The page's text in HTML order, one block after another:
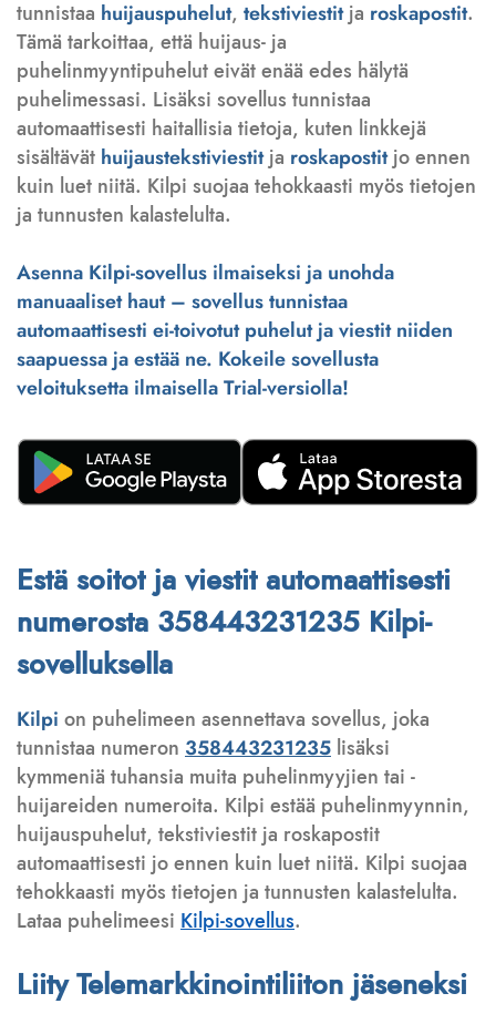
tunnistaa huijauspuhelut, tekstiviestitja roskapostit.
Tämä tarkoittaa, että huijaus- ja
puhelinmyyntipuhelut eivät enää edes hälytä
puhelimessasi. Lisäksi sovellus tunnistaa
automaattisesti haitallisia tietoja, kuten linkkejä
sisältävät huijaustekstiviestitja roskapostitjo ennen
kuin luet niitä. Kilpi suojaa tehokkaasti myös tietojen
ja tunnusten kalastelulta.
Asenna Kilpi-sovellus ilmaiseksi ja unohda
manuaaliset haut – sovellus tunnistaa
automaattisesti ei-toivotut puhelut ja viestit niiden
saapuessa ja estää ne. Kokeile sovellusta
veloituksetta ilmaisella Trial-versiolla!
Estä soitot ja viestit automaattisesti
numerosta 358443231235 Kilpi-
sovelluksella
Kilpi on puhelimeen asennettava sovellus, joka
tunnistaa numeron 358443231235 lisäksi
kymmeniä tuhansia muita puhelinmyyjien tai -
huijareiden numeroita. Kilpi estää puhelinmyynnin,
huijauspuhelut, tekstiviestit ja roskapostit
automaattisesti jo ennen kuin luet niitä. Kilpi suojaa
tehokkaasti myös tietojen ja tunnusten kalastelulta.
Lataa puhelimeesi Kilpi-sovellus.
Liity Telemarkkinointiliiton jäseneksi